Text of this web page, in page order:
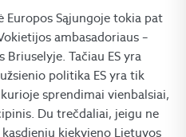
Europos Sąjungoje tokia pat
ambasadoriaus –
Tačiau ES yra
politika ES yra tik
sprendimai vienbalsiai,
Du trečdaliai, jeigu ne
kiekvieno Lietuvos